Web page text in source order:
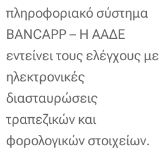
πληροφοριακό σύστημα
BANCAPP – Η ΑΑΔΕ
εντείνει τους ελέγχους με
ηλεκτρονικές
διασταυρώσεις
τραπεζικών και
φορολογικών στοιχείων.